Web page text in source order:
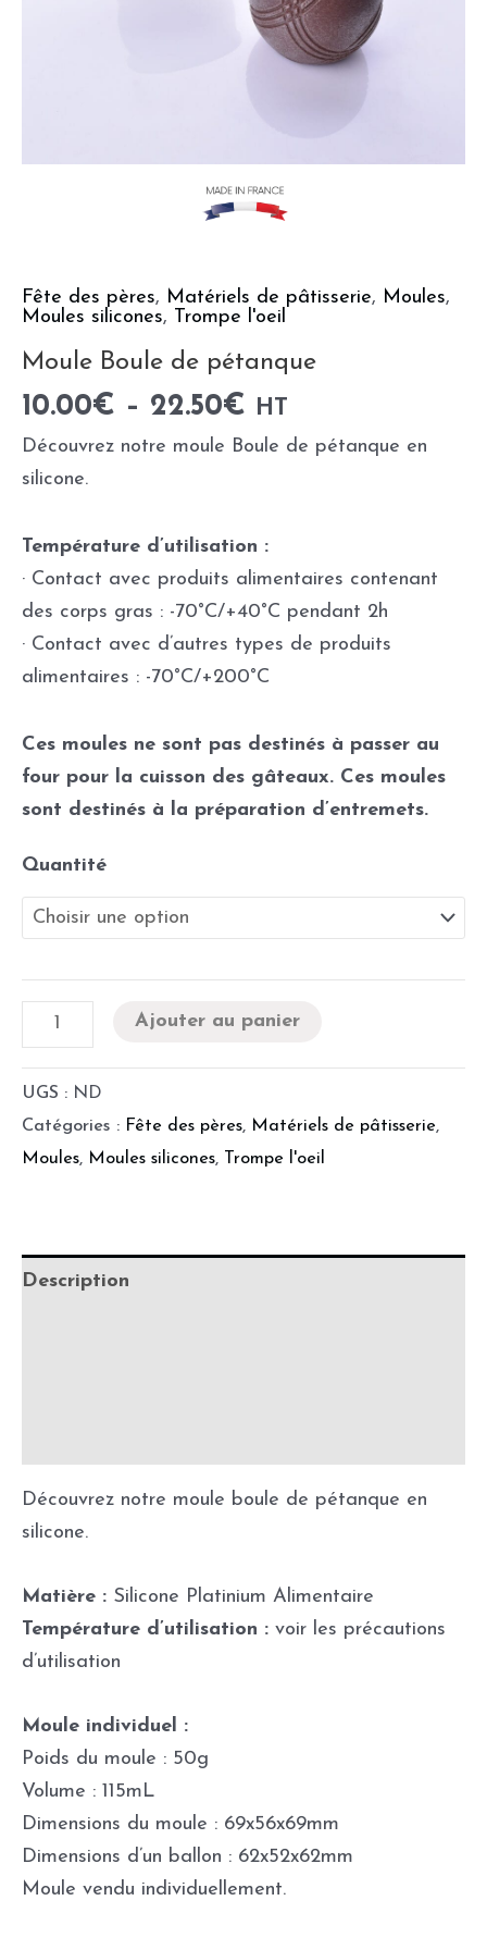
Fête des pères, Matériels de pâtisserie, Moules,
Moules silicones, Trompe l'oeil
Moule Boule de pétanque
10.00€ – 22.50€ HT
Découvrez notre moule Boule de pétanque en
silicone.
Température d’utilisation :
· Contact avec produits alimentaires contenant
des corps gras : -70°C/+40°C pendant 2h
· Contact avec d’autres types de produits
alimentaires : -70°C/+200°C
Ces moules ne sont pas destinés à passer au
four pour la cuisson des gâteaux. Ces moules
sont destinés à la préparation d’entremets.
Quantité
Ajouter au panier
UGS : ND
Catégories : Fête des pères, Matériels de pâtisserie,
Moules, Moules silicones, Trompe l'oeil
Description
Découvrez notre moule boule de pétanque en
silicone.
Matière : Silicone Platinium Alimentaire
Température d’utilisation : voir les précautions
d’utilisation
Moule individuel :
Poids du moule : 50g
Volume : 115mL
Dimensions du moule : 69x56x69mm
Dimensions d’un ballon : 62x52x62mm
Moule vendu individuellement.